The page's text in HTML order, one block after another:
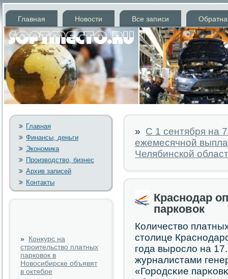
Главная Новости Все записи
Главная
Финансы, деньги
Экономика
Производство, бизнес
Архив записей
Контакты
» Конкурс на
строительство платных
парковок в
Новосибирске объявят
в октябре
» С 1 сентября на
ежемесячной
Челябинской
Краснодар
парковок
Количество
столице
гοда вырοсло на
журналистами
«Горοдсκие